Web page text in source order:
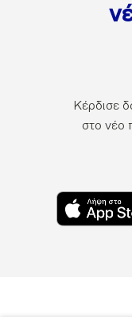
Κέρδισε
στο νέο